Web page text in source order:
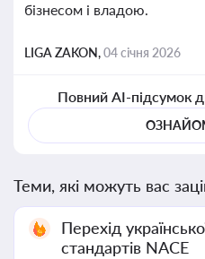
бізнесом і владою.
LIGA ZAKON,04 січня 2026
Повний AI-підсумок
Теми, які можуть вас
Перехід
стандартів NACE